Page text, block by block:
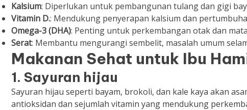
Kalsium: Diperlukan untuk pembangunan tulang dan gigi
Vitamin D.: Mendukung penyerapan kalsium dan
Omega-3 (DHA): Penting untuk perkembangan otak dan
Serat: Membantu mengurangi sembelit, masalah umum
Makanan Sehat untuk Ibu
1. Sayuran hijau
Sayuran hijau seperti bayam, brokoli, dan kale kaya akan
antioksidan dan sejumlah vitamin yang mendukung